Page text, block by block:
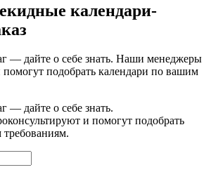
календари-
— дайте о себе знать. Наши менеджеры
помогут подобрать календари по вашим
— дайте о себе знать.
и помогут подобрать